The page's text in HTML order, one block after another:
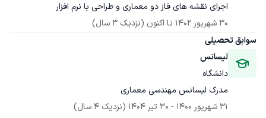
اجرای نقشه های فاز دو معماری و طراحی با نرم افزار
30 شهریور 1402
تا اکنون (نزدیک 3 سال)
سوابق تحصیلی
لیسانس
دانشگاه
مدرک لیسانس مهندسی معماری
31 شهریور 1400
- 30 تیر 1404 (نزدیک 4 سال)